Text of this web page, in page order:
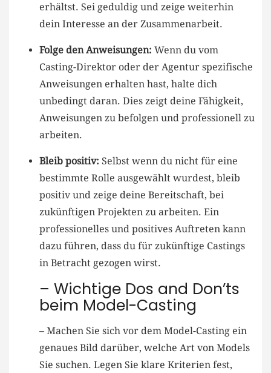
erhältst. Sei geduldig und zeige weiterhin
dein Interesse an der Zusammenarbeit.
Folge den Anweisungen: Wenn du vom
Casting-Direktor oder der Agentur spezifische
⁢Anweisungen erhalten hast, halte dich
unbedingt daran. Dies zeigt deine Fähigkeit,
Anweisungen⁤ zu befolgen und professionell ​zu⁢
arbeiten.
Bleib positiv: Selbst ‌wenn⁣ du nicht für eine
bestimmte Rolle⁤ ausgewählt ‍wurdest, bleib
positiv und zeige deine⁤ Bereitschaft, bei⁢
zukünftigen Projekten ‍zu⁣ arbeiten. Ein
professionelles​ und positives Auftreten kann​
dazu​ führen, dass⁣ du für zukünftige Castings
in Betracht‌ gezogen wirst.
– Wichtige Dos and Don’ts
beim⁢ Model-Casting
– ‍Machen Sie sich vor dem Model-Casting ein
genaues Bild ​darüber,⁤ welche Art von Models
Sie ​suchen. Legen ​Sie klare Kriterien fest,